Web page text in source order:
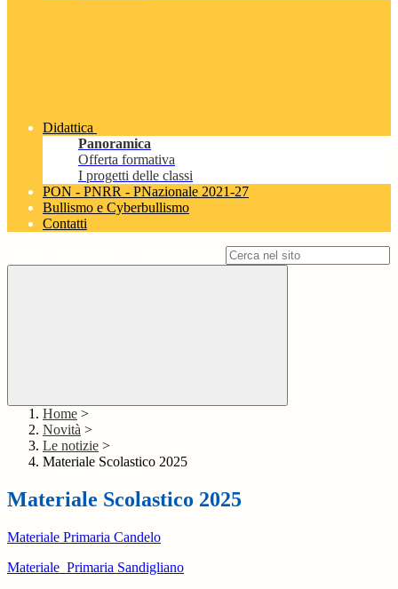
Didattica
Panoramica
Offerta formativa
I progetti delle classi
PON - PNRR - PNazionale 2021-27
Bullismo e Cyberbullismo
Contatti
Home >
Novità >
Le notizie >
Materiale Scolastico 2025
Materiale Scolastico 2025
Materiale Primaria Candelo
Materiale Primaria Sandigliano